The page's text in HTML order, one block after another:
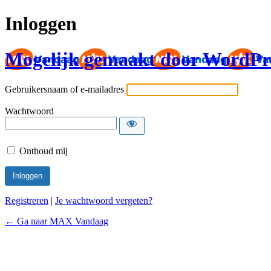
Inloggen
Mogelijk gemaakt door
Gebruikersnaam of e-mailadres
Wachtwoord
Onthoud mij
Registreren | Je wachtwoord vergeten?
← Ga naar MAX Vandaag